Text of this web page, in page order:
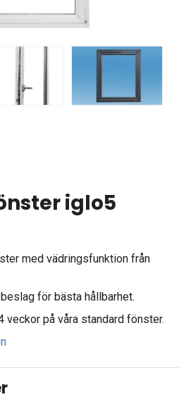
iglo5
med vädringsfunktion från
för bästa hållbarhet.
veckor på våra standard fönster.